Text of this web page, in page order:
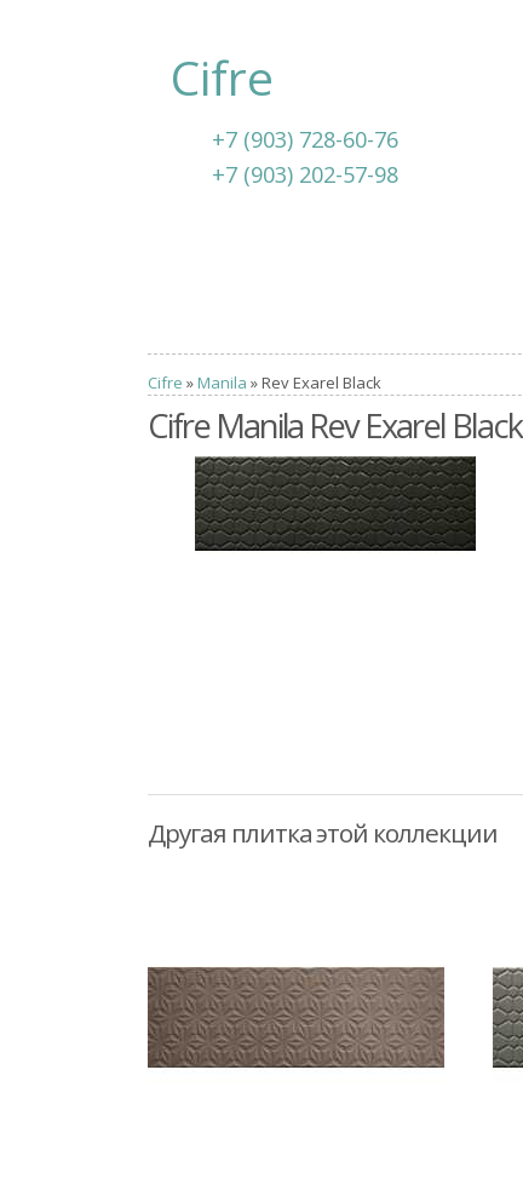
Cifre
+7 (903) 728-60-76
+7 (903) 202-57-98
Cifre » Manila » Rev Exarel Black
Cifre Manila Rev Exarel Black
Другая плитка этой коллекции